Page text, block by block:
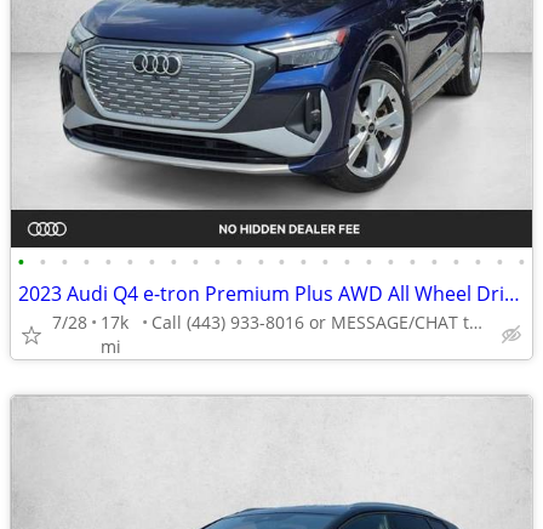
• • • • • • • • • • • • • • • • • • • • • • • •
2023 Audi Q4 e-tron Premium Plus AWD All Wheel Drive Certified SUV Electric AUTO
7/28
17k
mi
Call (443) 933-8016 or MESSAGE/CHAT to confirm availability